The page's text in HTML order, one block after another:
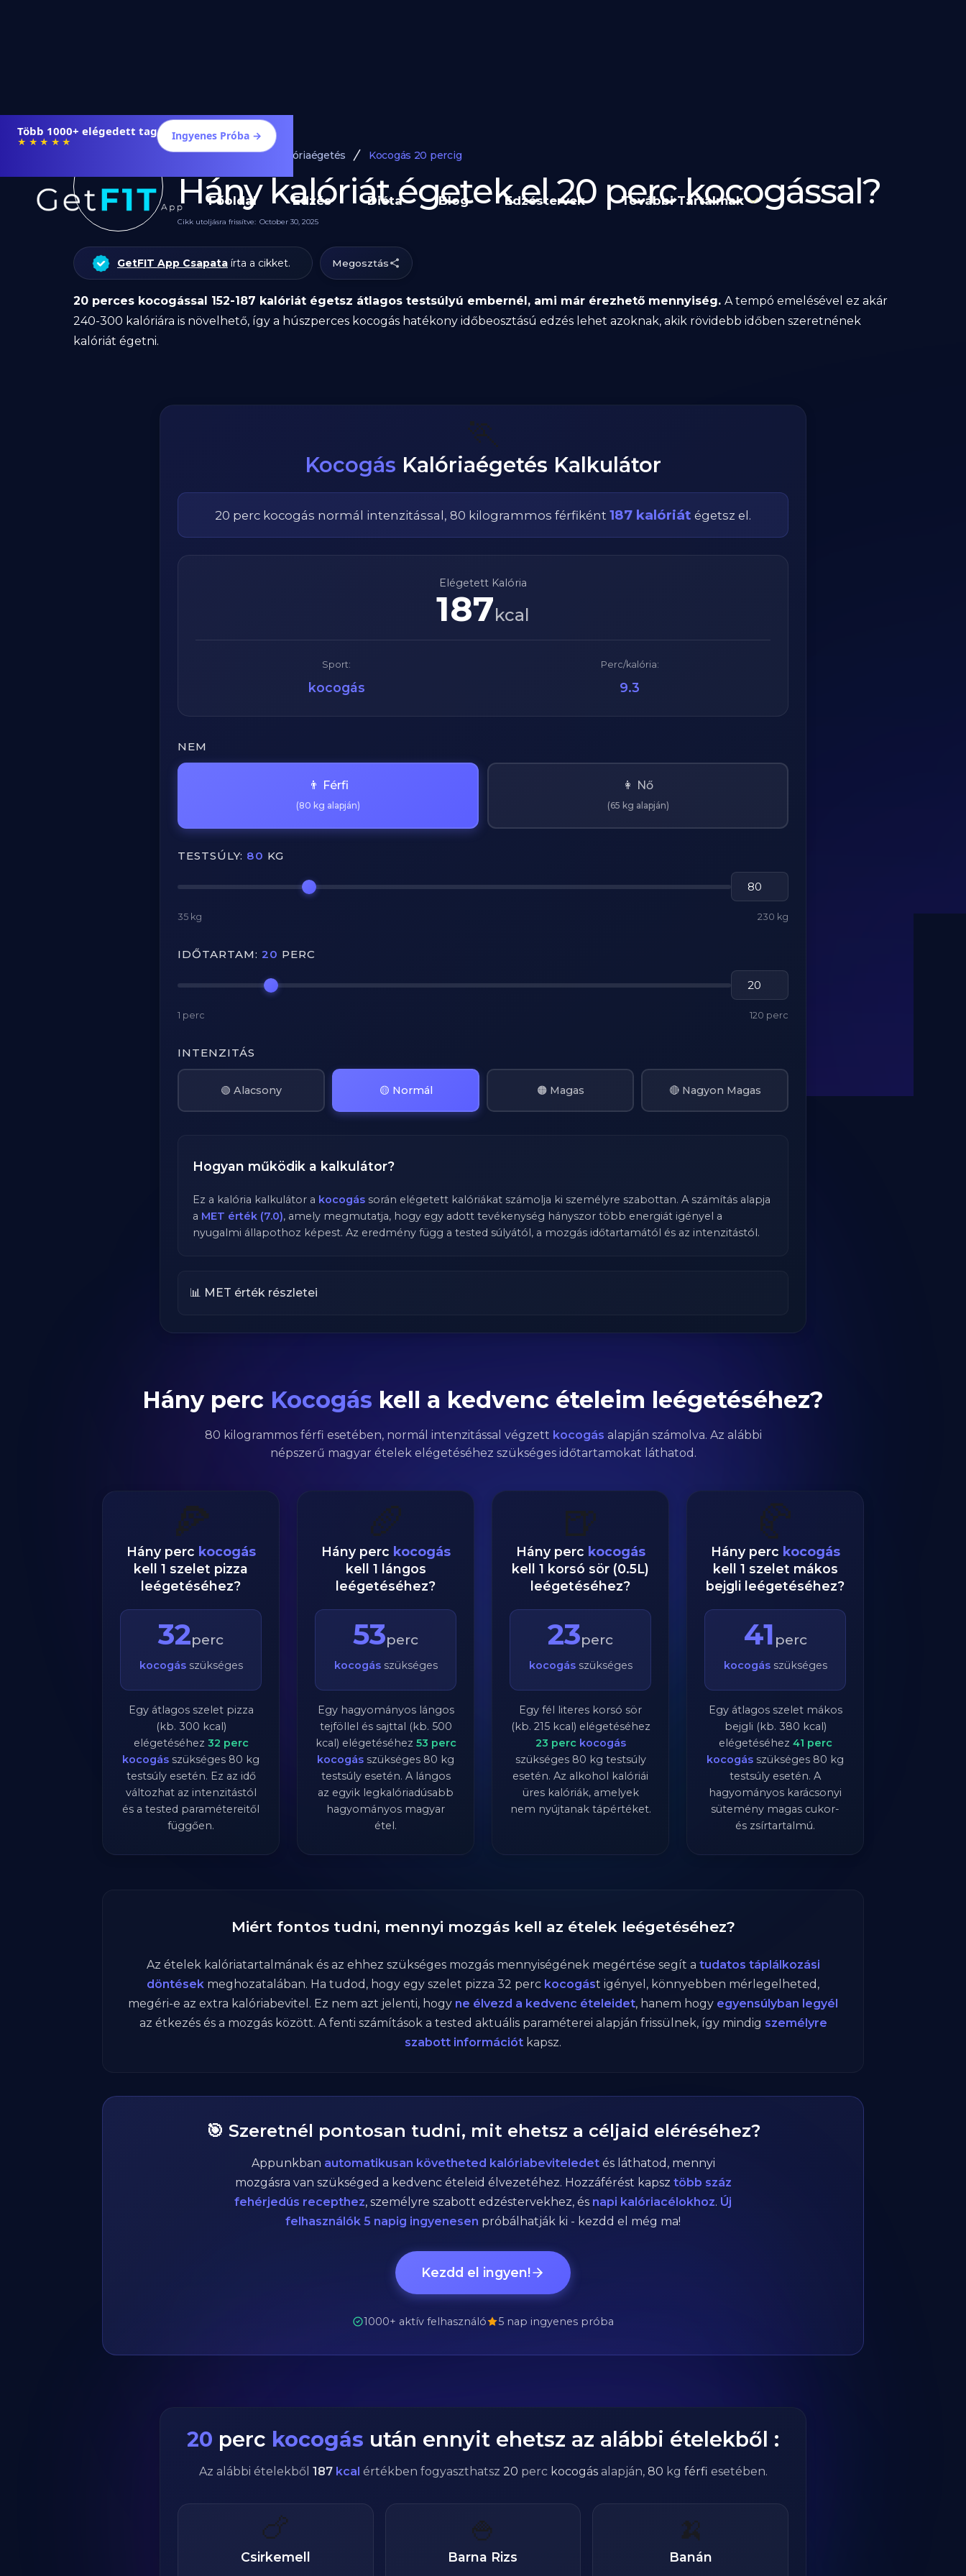
Több 1000+ elégedett tag
★★★★★ Ingyenes Próba →
Főoldal Edzés Diéta Blog Edzéstervek További Tartalmak
Edzés Kalóriaégetés Kocogás 20 percig
Hány kalóriát égetek el 20 perc kocogással?
Cikk utoljásra frissítve: October 30, 2025
GetFIT App Csapata írta a cikket. Megosztás
20 perces kocogással 152-187 kalóriát égetsz átlagos testsúlyú embernél, ami már érezhető mennyiség. A tempó emelésével ez akár
240-300 kalóriára is növelhető, így a húszperces kocogás hatékony időbeosztású edzés lehet azoknak, akik rövidebb időben szeretnének
kalóriát égetni.
🏃
Kocogás Kalóriaégetés Kalkulátor
20 perc kocogás normál intenzitással, 80 kilogrammos férfi ként 187 kalóriát égetsz el.
Elégetett Kalória
187kcal
Sport:
kocogás
Perc/kalória:
9.3
NEM
👨 Férfi
(80 kg alapján)
👩 Nő
(65 kg alapján)
TESTSÚLY: 80 KG
35 kg 230 kg
IDŐTARTAM: 20 PERC
1 perc 120 perc
INTENZITÁS
🟢 Alacsony 🟡 Normál 🟠 Magas 🔴 Nagyon Magas
Hogyan működik a kalkulátor?
Ez a kalória kalkulátor a kocogás során elégetett kalóriákat számolja ki személyre szabottan. A számítás alapja
a MET érték (7.0), amely megmutatja, hogy egy adott tevékenység hányszor több energiát igényel a
nyugalmi állapothoz képest. Az eredmény függ a tested súlyától, a mozgás időtartamától és az intenzitástól.
📊 MET érték részletei
Hány perc Kocogás kell a kedvenc ételeim leégetéséhez?
80 kilogrammos férfi esetében, normál intenzitással végzett kocogás alapján számolva. Az alábbi
népszerű magyar ételek elégetéséhez szükséges időtartamokat láthatod.
🍕
Hány perc kocogás
kell 1 szelet pizza
leégetéséhez?
32perc
kocogásszükséges
Egy átlagos szelet pizza
(kb. 300 kcal)
elégetéséhez 32 perc
kocogás szükséges 80 kg
testsúly esetén. Ez az idő
változhat az intenzitástól
és a tested paramétereitől
függően.
🥖
Hány perc kocogás
kell 1 lángos
leégetéséhez?
53perc
kocogásszükséges
Egy hagyományos lángos
tejföllel és sajttal (kb. 500
kcal) elégetéséhez 53 perc
kocogás szükséges 80 kg
testsúly esetén. A lángos
az egyik legkalóriadúsabb
hagyományos magyar
étel.
🍺
Hány perc kocogás
kell 1 korsó sör (0.5L)
leégetéséhez?
23perc
kocogásszükséges
Egy fél literes korsó sör
(kb. 215 kcal) elégetéséhez
23 perc kocogás
szükséges 80 kg testsúly
esetén. Az alkohol kalóriái
üres kalóriák, amelyek
nem nyújtanak tápértéket.
🥐
Hány perc kocogás
kell 1 szelet mákos
bejgli leégetéséhez?
41 perc
kocogásszükséges
Egy átlagos szelet mákos
bejgli (kb. 380 kcal)
elégetéséhez 41 perc
kocogás szükséges 80 kg
testsúly esetén. A
hagyományos karácsonyi
sütemény magas cukor-
és zsírtartalmú.
Miért fontos tudni, mennyi mozgás kell az ételek leégetéséhez?
Az ételek kalóriatartalmának és az ehhez szükséges mozgás mennyiségének megértése segít a tudatos táplálkozási
döntések meghozatalában. Ha tudod, hogy egy szelet pizza 32 perc kocogást igényel, könnyebben mérlegelheted,
megéri-e az extra kalóriabevitel. Ez nem azt jelenti, hogy ne élvezd a kedvenc ételeidet, hanem hogy egyensúlyban legyél
az étkezés és a mozgás között. A fenti számítások a tested aktuális paraméterei alapján frissülnek, így mindig személyre
szabott információt kapsz.
🎯 Szeretnél pontosan tudni, mit ehetsz a céljaid eléréséhez?
Appunkban automatikusan követheted kalóriabeviteledetés láthatod, mennyi
mozgásra van szükséged a kedvenc ételeid élvezetéhez. Hozzáférést kapsz több száz
fehérjedús recepthez, személyre szabott edzéstervekhez, és napi kalóriacélokhoz. Új
felhasználók 5 napig ingyenesen próbálhatják ki - kezdd el még ma!
Kezdd el ingyen!
1000+ aktív felhasználó 5 nap ingyenes próba
20 perc kocogás után ennyit ehetsz az alábbi ételekből :
Az alábbi ételekből 187kcal értékben fogyaszthatsz 20 perc kocogásalapján, 80 kg férfi esetében.
🍗
Csirkemell
🍚
Barna Rizs
🍌
Banán